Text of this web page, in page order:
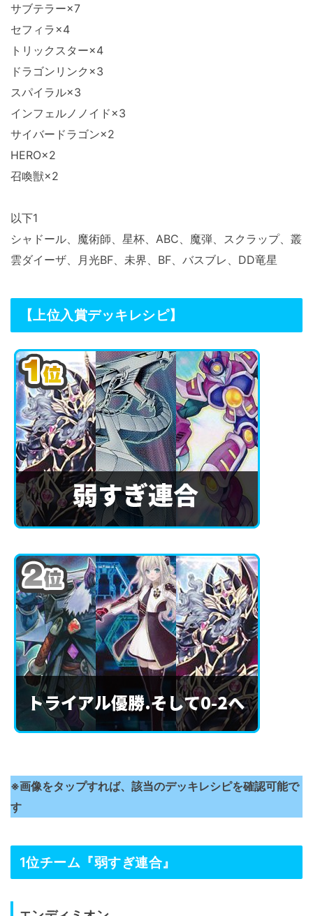
サブテラー×7
セフィラ×4
トリックスター×4
ドラゴンリンク×3
スパイラル×3
インフェルノノイド×3
サイバードラゴン×2
HERO×2
召喚獣×2
以下1
シャドール、魔術師、星杯、ABC、魔弾、スクラップ、叢
雲ダイーザ、月光BF、未界、BF、バスブレ、DD竜星
【上位入賞デッキレシピ】
※画像をタップすれば、該当のデッキレシピを確認可能で
す
1位チーム『弱すぎ連合』